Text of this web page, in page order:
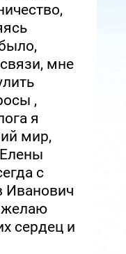
мне
,
я
мир,
с
желаю
сердец и